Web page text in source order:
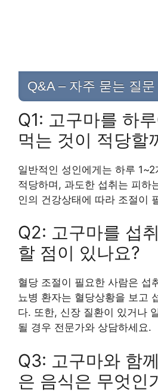
Q&A – 자주 묻는 질문
Q1: 고구마를 하
먹는 것이 적당할
일반적인 성인에게는 하루
적당하며, 과도한 섭취는 피하
인의 건강상태에 따라 조절이
Q2: 고구마를 섭
할 점이 있나요?
혈당 조절이 필요한 사람은 섭
뇨병 환자는 혈당상황을 보고
다. 또한, 신장 질환이 있거나
될 경우 전문가와 상담하세요.
Q3: 고구마와 함
은 음식은 무엇인